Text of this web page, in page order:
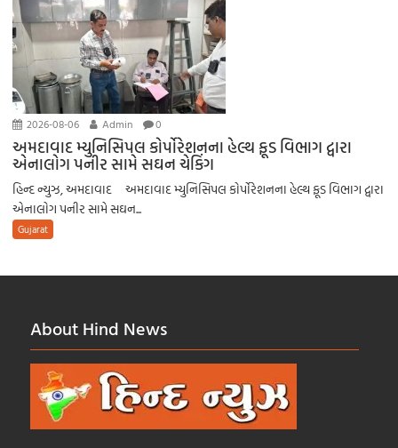
2026-08-06 Admin 0
અમદાવાદ મ્યુનિસિપલ કોર્પોરેશનના હેલ્થ ફૂડ વિભાગ દ્વારા
એનાલોગ પનીર સામે સઘન ચેકિંગ
હિન્દ ન્યુઝ, અમદાવાદ અમદાવાદ મ્યુનિસિપલ કોર્પોરેશનના હેલ્થ ફૂડ વિભાગ દ્વારા
એનાલોગ પનીર સામે સઘન...
Gujarat
About Hind News